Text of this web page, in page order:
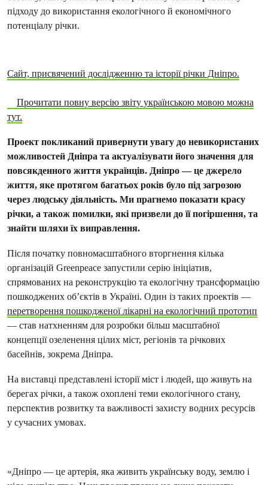
підходу до використання екологічного й економічного
потенціалу річки.
Сайт, присвячений дослідженню та історії річки Дніпро.
Прочитати повну версію звіту українською мовою можна
тут.
Проект покликаний привернути увагу до невикористаних
можливостей Дніпра та актуалізувати його значення для
повсякденного життя українців. Дніпро — це джерело
життя, яке протягом багатьох років було під загрозою
через людську діяльність. Ми прагнемо показати красу
річки, а також помилки, які призвели до її погіршення, та
знайти шляхи їх виправлення.
Після початку повномасштабного вторгнення кілька
організацій Greenpeace запустили серію ініціатив,
спрямованих на реконструкцію та екологічну трансформацію
пошкоджених об’єктів в Україні. Один із таких проектів —
перетворення пошкодженої лікарні на екологічний прототип
— став натхненням для розробки більш масштабної
концепції озеленення цілих міст, регіонів та річкових
басейнів, зокрема Дніпра.
На виставці представлені історії міст і людей, що живуть на
берегах річки, а також охоплені теми екологічного стану,
перспектив розвитку та важливості захисту водних ресурсів
у сучасних умовах.
«Дніпро — це артерія, яка живить українську воду, землю і